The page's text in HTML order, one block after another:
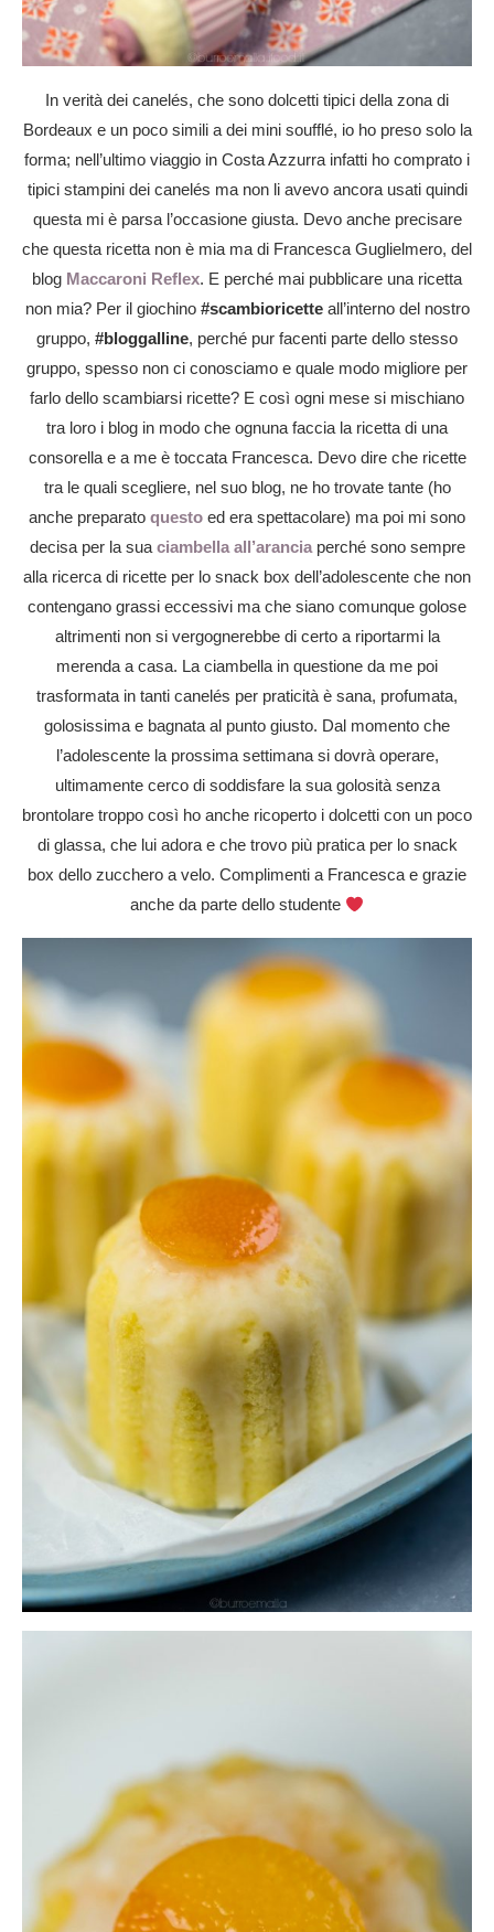
In verità dei canelés, che sono dolcetti tipici della zona di
Bordeaux e un poco simili a dei mini soufflé, io ho preso solo la
forma; nell’ultimo viaggio in Costa Azzurra infatti ho comprato i
tipici stampini dei canelés ma non li avevo ancora usati quindi
questa mi è parsa l’occasione giusta. Devo anche precisare
che questa ricetta non è mia ma di Francesca Guglielmero, del
blog Maccaroni Reflex. E perché mai pubblicare una ricetta
non mia? Per il giochino #scambioricetteall’interno del nostro
gruppo, #bloggalline, perché pur facenti parte dello stesso
gruppo, spesso non ci conosciamo e quale modo migliore per
farlo dello scambiarsi ricette? E così ogni mese si mischiano
tra loro i blog in modo che ognuna faccia la ricetta di una
consorella e a me è toccata Francesca. Devo dire che ricette
tra le quali scegliere, nel suo blog, ne ho trovate tante (ho
anche preparato questo ed era spettacolare) ma poi mi sono
decisa per la suaciambella all’arancia perché sono sempre
alla ricerca di ricette per lo snack box dell’adolescente che non
contengano grassi eccessivi ma che siano comunque golose
altrimenti non si vergognerebbe di certo a riportarmi la
merenda a casa. La ciambella in questione da me poi
trasformata in tanti canelés per praticità è sana, profumata,
golosissima e bagnata al punto giusto. Dal momento che
l’adolescente la prossima settimana si dovrà operare,
ultimamente cerco di soddisfare la sua golosità senza
brontolare troppo così ho anche ricoperto i dolcetti con un poco
di glassa, che lui adora e che trovo più pratica per lo snack
box dello zucchero a velo. Complimenti a Francesca e grazie
anche da parte dello studente